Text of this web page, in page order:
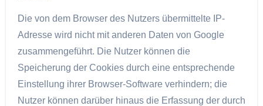
Die von dem Browser des Nutzers übermittelte IP-
Adresse wird nicht mit anderen Daten von Google
zusammengeführt. Die Nutzer können die
Speicherung der Cookies durch eine entsprechende
Einstellung ihrer Browser-Software verhindern; die
Nutzer können darüber hinaus die Erfassung der durch